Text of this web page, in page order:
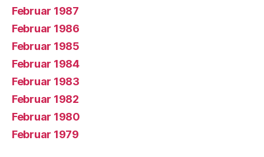
Februar 1987
Februar 1986
Februar 1985
Februar 1984
Februar 1983
Februar 1982
Februar 1980
Februar 1979